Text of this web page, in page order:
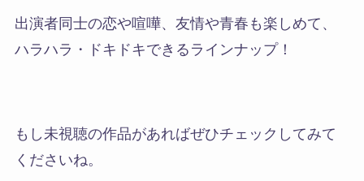
出演者同士の恋や喧嘩、友情や青春も楽しめて、
ハラハラ・ドキドキできるラインナップ！
もし未視聴の作品があればぜひチェックしてみて
くださいね。